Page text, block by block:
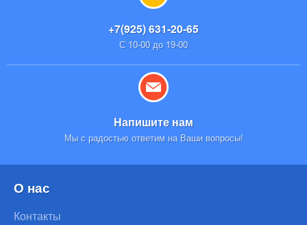
+7(925) 631-20-65
С 10-00 до 19-00
Напишите нам
Мы с радостью ответим на Ваши вопросы!
О нас
Контакты